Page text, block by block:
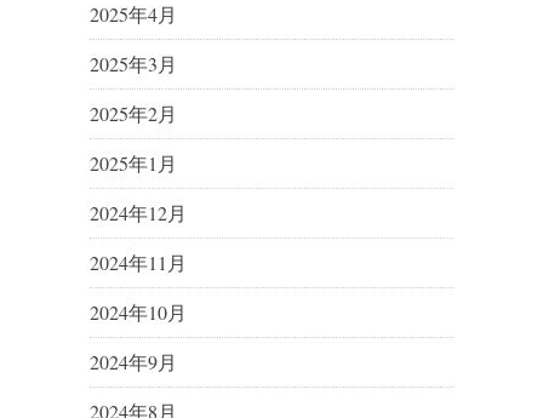
2025年4月
2025年3月
2025年2月
2025年1月
2024年12月
2024年11月
2024年10月
2024年9月
2024年8月